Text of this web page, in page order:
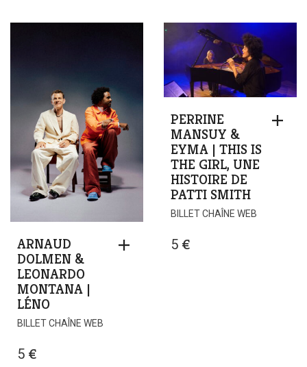
ARNAUD
DOLMEN &
LEONARDO
MONTANA |
LÉNO
BILLET CHAÎNE WEB
5 €
PERRINE
MANSUY &
EYMA | THIS IS
THE GIRL, UNE
HISTOIRE DE
PATTI SMITH
BILLET CHAÎNE WEB
5 €